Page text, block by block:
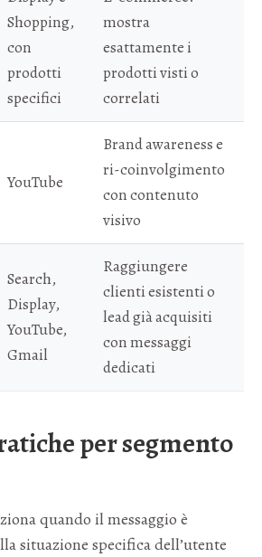
Shopping,
con
prodotti
specifici
mostra
esattamente i
prodotti visti o
correlati
YouTube
Brand awareness e
ri-coinvolgimento
con contenuto
visivo
Search,
Display,
YouTube,
Gmail
Raggiungere
clienti esistenti o
lead già acquisiti
con messaggi
dedicati
per segmento
quando il messaggio è
situazione specifica dell’utente